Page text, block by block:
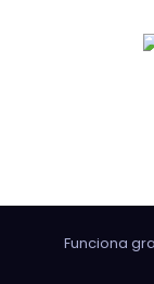
Funciona